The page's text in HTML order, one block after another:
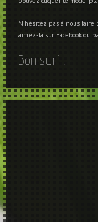
N'hésitez pas à nous faire
aimez-la sur Facebook ou
Bon surf !